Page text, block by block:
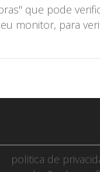
que pode
monitor, para
politica de